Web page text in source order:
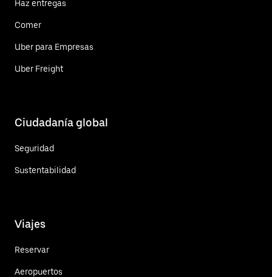
Haz entregas
Comer
Uber para Empresas
Uber Freight
Ciudadanía global
Seguridad
Sustentabilidad
Viajes
Reservar
Aeropuertos